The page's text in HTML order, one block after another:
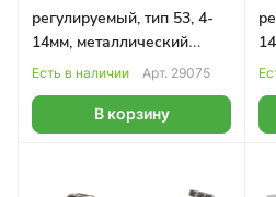
регулируемый, тип 53, 4-
14мм, металлический
MATRIX
Есть в наличии Арт. 29075
В корзину